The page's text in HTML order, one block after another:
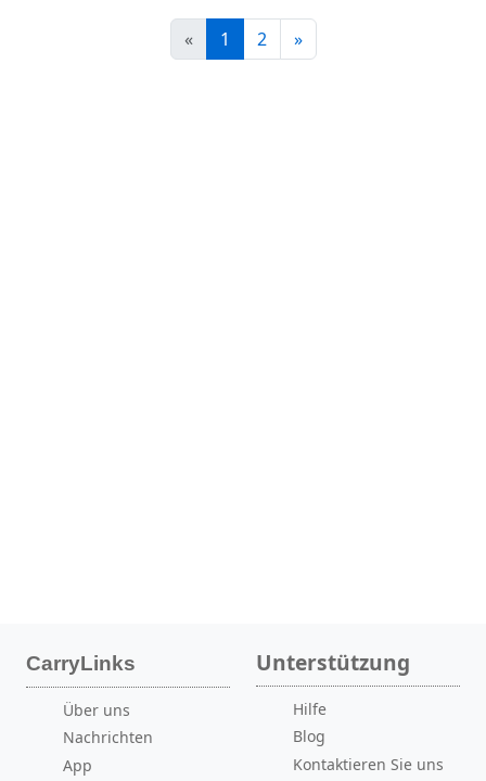
gespeichert - Recherchen, Artikel und
Ressourcen, die es wert sind, aufbewahrt zu
werden. Mit nur wenigen Klicks können Sie Ihre
« 1 2 »
CarryLinks
Über uns
Nachrichten
App
Unterstützung
Hilfe
Blog
Kontaktieren Sie uns